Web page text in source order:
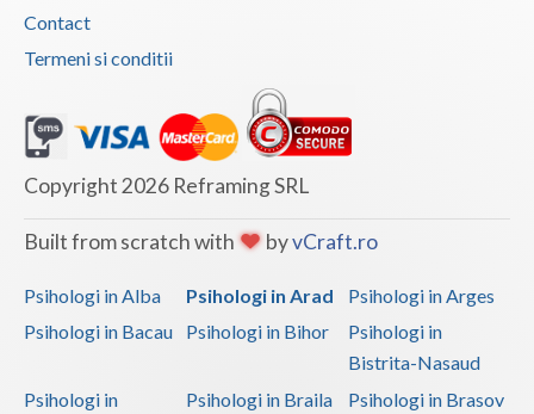
Contact
Termeni si conditii
Copyright 2026 Reframing SRL
Built from scratch with byvCraft.ro
Psihologi in Alba Psihologi in Arad
Psihologi in Arges
Psihologi in Bacau
Psihologi in Bihor
Psihologi in
Bistrita-Nasaud
Psihologi in
Psihologi in Braila
Psihologi in Brasov